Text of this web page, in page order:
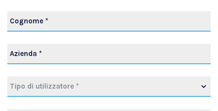
Tipo di utilizzatore *